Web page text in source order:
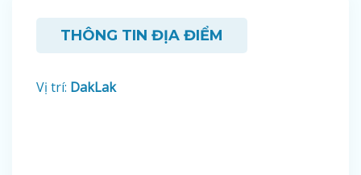
THÔNG TIN ĐỊA ĐIỂM
Vị trí: DakLak